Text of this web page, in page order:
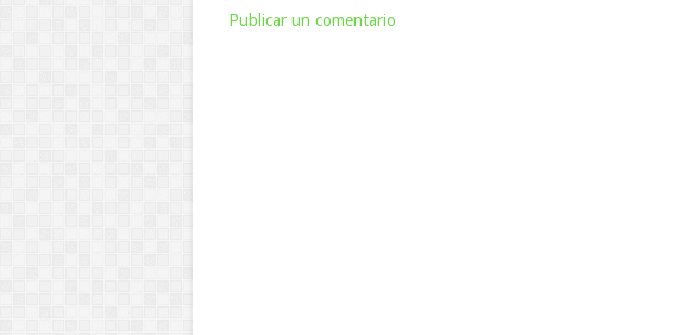
Publicar un comentario